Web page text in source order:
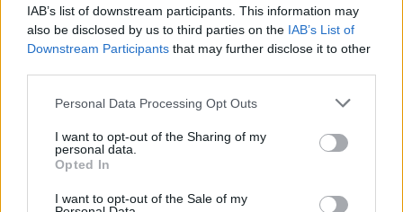
IAB’s list of downstream participants. This information may
also be disclosed by us to third parties on the IAB’s List of
Downstream Participants that may further disclose it to other
Please note that this website/app uses one or more Google
not limited to your visit or usage behaviour. You may click to
grant or deny consent to Google and its third-party tags to
use your data for below specified purposes in below Google
consent section.
Personal Data Processing Opt Outs
I want to opt-out of the Sharing of my
personal data.
Opted In
I want to opt-out of the Sale of my
színesötletek_team•2022. május 08.